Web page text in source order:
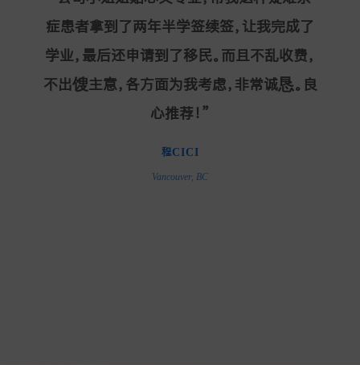
症患者拿到了两年半学签续签，让我完成了
学业，最后还申请到了移民。而且不乱收费，
不出馊主意，各方面为我考虑，非常诚恳。良
心推荐！”
程CICI
Vancouver, BC
me get the UK visa very soon and they
are very patient with me, pick them if
you wanna apply for any visa!!"
LORRAINE TANG
Burnaby, BC
非常感谢”
美签和加拿大学签以及我的延期签证都在贵
公司办理成功。服务周到，工作细心，办理及
时。学业规划方面也给予了孩子很多很好的
建议。五星好评。”
简化繁琐步骤与程序，展现出了高水平的业
务能力；员工拥有生活方面多层次广泛的经
验和人脉，只有自己想不到，没有智明做不
到。在智明的帮助下，我成功进入
法律、交通乃至情感方面的琐事。
妥”
application of my daughter's China
visa. They are professional, efficient
and knowledgable. We received the visa
within a couple of weeks since we
super patient in answering all my
高中申请大学到毕业后的工签及团聚 我都
很信任的交给了智明团队。大家也很负责 文
件都顺利办理了。哪怕有段时间我在中国，
时差导致他们不在工作时间内，遇到问题都
文件需要申请，智明会额外帮忙。真心推荐